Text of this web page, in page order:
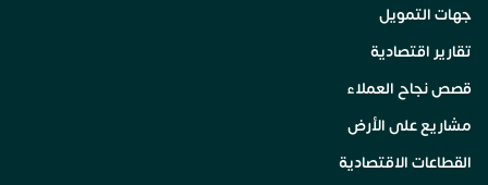
جهات التمويل
تقارير اقتصادية
قصص نجاح العملاء
مشاريع على الأرض
القطاعات الاقتصادية